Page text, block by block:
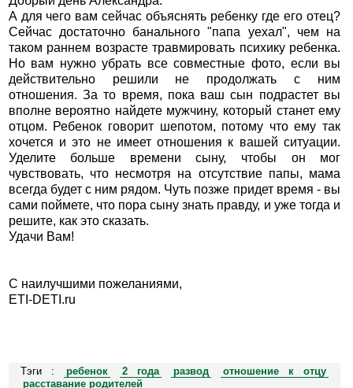
А для чего вам сейчас объяснять ребенку где его отец?
Сейчас достаточно банального "папа уехал", чем на
таком раннем возрасте травмировать психику ребенка.
Но вам нужно убрать все совместные фото, если вы
действительно решили не продолжать с ним
отношения. За то время, пока ваш сын подрастет вы
вполне вероятно найдете мужчину, который станет ему
отцом. Ребенок говорит шепотом, потому что ему так
хочется и это не имеет отношения к вашей ситуации.
Уделите больше времени сыну, чтобы он мог
чувствовать, что несмотря на отсутствие папы, мама
всегда будет с ним рядом. Чуть позже придет время - вы
сами поймете, что пора сыну знать правду, и уже тогда и
решите, как это сказать.
Удачи Вам!
С наилучшими пожеланиями,
ETI-DETI.ru
Тэги : ребенок 2 года развод
отношение к отцу
расставание родителей